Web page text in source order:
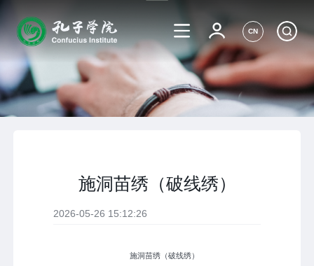
CN
施洞苗绣（破线绣）
2026-05-26 15:12:26
施洞苗绣（破线绣）